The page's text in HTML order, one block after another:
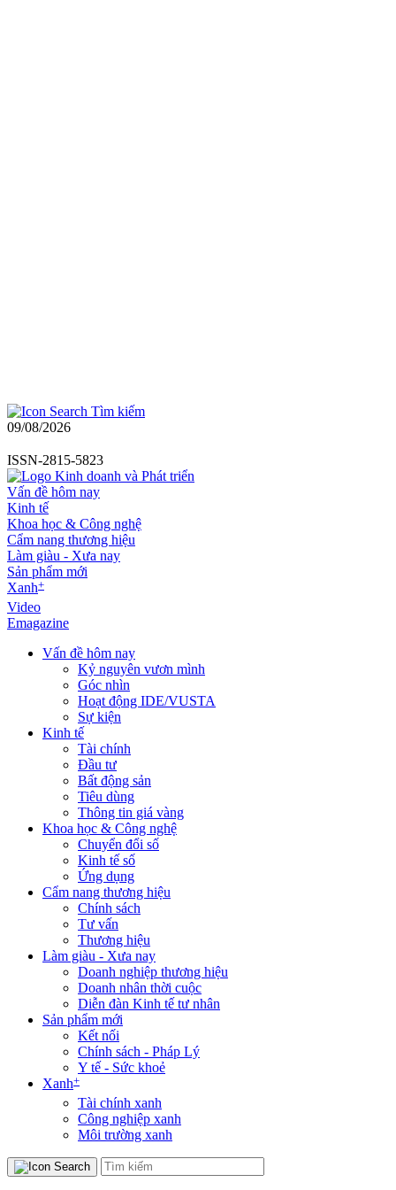
Tìm kiếm
09/08/2026
ISSN-2815-5823
Vấn đề hôm nay
Kinh tế
Khoa học & Công nghệ
Cẩm nang thương hiệu
Làm giàu - Xưa nay
Sản phẩm mới
Xanh+
Video
Emagazine
Vấn đề hôm nay
Kỷ nguyên vươn mình
Góc nhìn
Hoạt động IDE/VUSTA
Sự kiện
Kinh tế
Tài chính
Đầu tư
Bất động sản
Tiêu dùng
Thông tin giá vàng
Khoa học & Công nghệ
Chuyển đổi số
Kinh tế số
Ứng dụng
Cẩm nang thương hiệu
Chính sách
Tư vấn
Thương hiệu
Làm giàu - Xưa nay
Doanh nghiệp thương hiệu
Doanh nhân thời cuộc
Diễn đàn Kinh tế tư nhân
Sản phẩm mới
Kết nối
Chính sách - Pháp Lý
Y tế - Sức khoẻ
Xanh+
Tài chính xanh
Công nghiệp xanh
Môi trường xanh